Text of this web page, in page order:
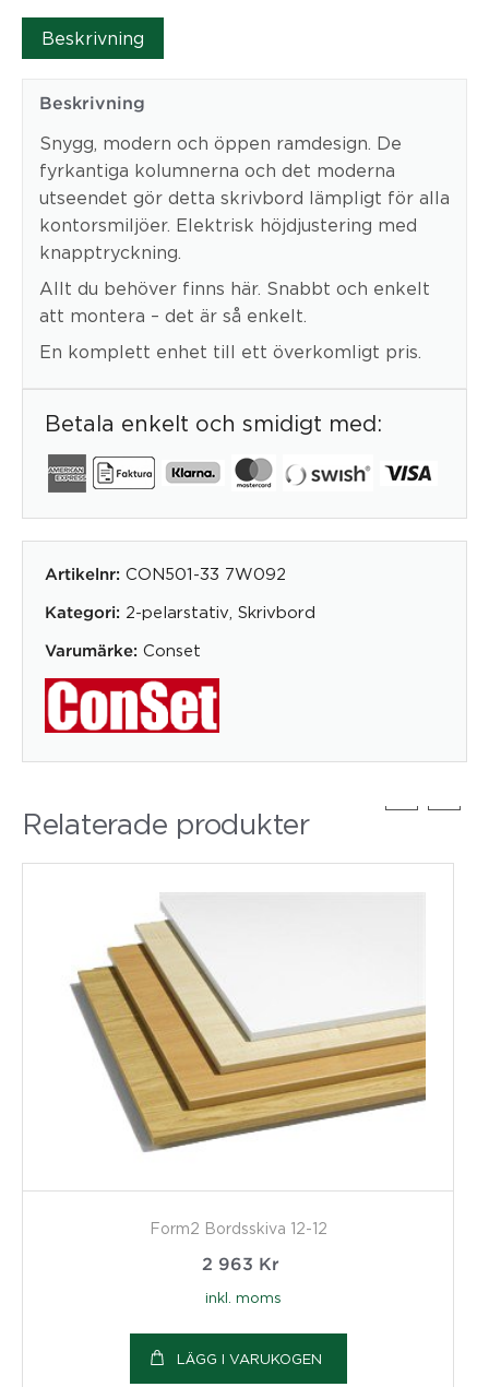
Beskrivning
Beskrivning
Snygg, modern och öppen ramdesign. De
fyrkantiga kolumnerna och det moderna
utseendet gör detta skrivbord lämpligt för alla
kontorsmiljöer. Elektrisk höjdjustering med
knapptryckning.
Allt du behöver finns här. Snabbt och enkelt
att montera – det är så enkelt.
En komplett enhet till ett överkomligt pris.
Betala enkelt och smidigt med:
Artikelnr: CON501-33 7W092
Kategori: 2-pelarstativ Skrivbord
Varumärke: Conset
Relaterade produkter
Form2 Bordsskiva 12-12
2 963 Kr
inkl. moms
LÄGG I VARUKOGEN